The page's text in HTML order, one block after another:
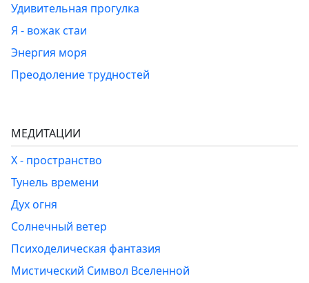
Удивительная прогулка
Я - вожак стаи
Энергия моря
Преодоление трудностей
МЕДИТАЦИИ
Х - пространство
Тунель времени
Дух огня
Солнечный ветер
Психоделическая фантазия
Мистический Символ Вселенной